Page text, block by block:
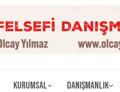
Kurumsal Danışmanlık